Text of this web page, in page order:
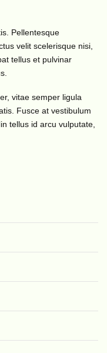
Pellentesque
velit scelerisque nisi,
tellus et pulvinar
vitae semper ligula
Fusce at vestibulum
tellus id arcu vulputate,